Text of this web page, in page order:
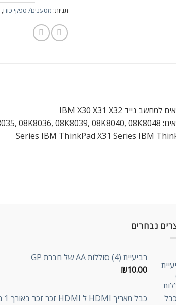
תגיות: מטענים/ ספקי כוח,
Series IBM ThinkPad X31 Series IBM
נבחרים
רביעיית (4) סוללות AA של חברת GP
₪10.00
כבל מאריך HDMI ל HDMI זכר זכר באורך 1 מטר